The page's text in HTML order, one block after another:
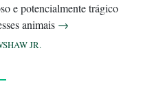
e potencialmente trágico
animais →
JR.